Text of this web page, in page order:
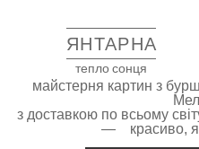
ЯНТАРНА
тепло сонця
майстерня картин з
з доставкою по всьому
— красиво,